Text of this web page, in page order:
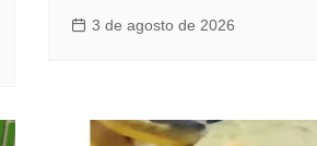
3 de agosto de 2026